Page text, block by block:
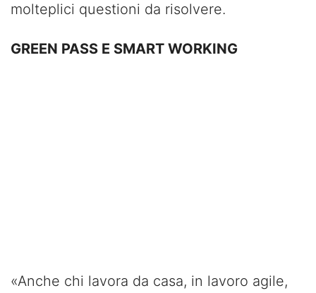
molteplici questioni da risolvere.
GREEN PASS E SMART WORKING
«Anche chi lavora da casa, in lavoro agile,